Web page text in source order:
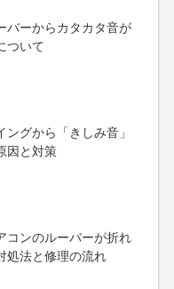
バーからカタカタ音が
ついて
ングから「きしみ音」
因と対策
コンのルーバーが折れ
処法と修理の流れ